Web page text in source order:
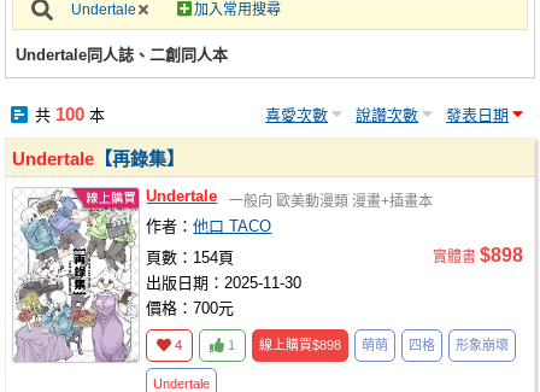
註冊會員
Undertale 加入常用搜尋
Undertale同人誌、二創同人本
共 100本 喜愛次數 說讚次數 發表日期
Undertale 【再錄集】
Undertale 一般向 歐美動漫類 漫畫+插畫本
作者：他口 TACO
頁數：154頁
出版日期：2025-11-30
價格：700元
實體書 $898
4 1 線上購買$898 萌萌 四格 形象崩壞
Undertale